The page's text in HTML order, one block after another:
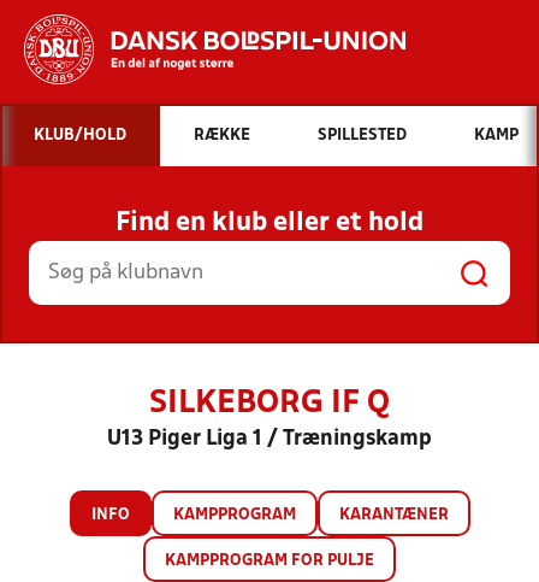
Hvad vil du søge efter?
INDHOLD OG NYHEDER
STILLINGER, RESULTATER, KLUBBER OG
HOLD
KLUB/HOLD RÆKKE SPILLESTED KAMP
Find en klub eller et hold
SILKEBORG IF Q
U13 Piger Liga 1 / Træningskamp
INFO KAMPPROGRAM KARANTÆNER
KAMPPROGRAM FOR PULJE